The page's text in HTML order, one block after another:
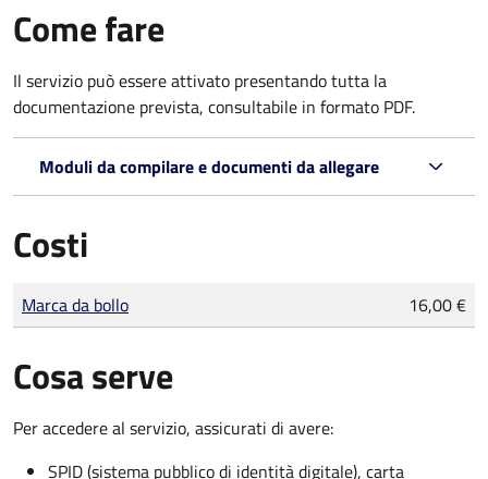
Come fare
Il servizio può essere attivato presentando tutta la
documentazione prevista, consultabile in formato PDF.
Moduli da compilare e documenti da allegare
Costi
Tipo di pagamento
Importo
Marca da bollo 16,00 €
Cosa serve
Per accedere al servizio, assicurati di avere:
SPID (sistema pubblico di identità digitale), carta